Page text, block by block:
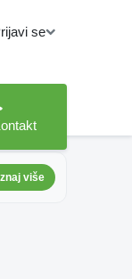
se
više